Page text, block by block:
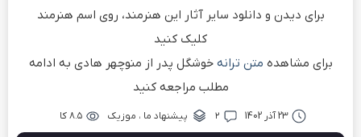
برای دیدن و دانلود سایر آثار این هنرمند، روی اسم هنرمند
کلیک کنید
برای مشاهده متن ترانه خوشگل پدر از منوچهر هادی به ادامه
مطلب مراجعه کنید
23 آذر 1402 ۲ پیشنهاد ما ، موزیک ۸.۵ کا